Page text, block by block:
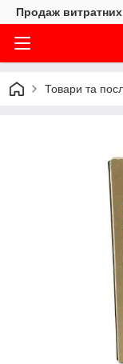
Продаж витратних
Товари та